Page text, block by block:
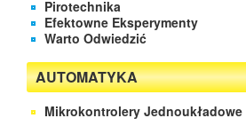
Pirotechnika
Efektowne Eksperymenty
Warto Odwiedzić
AUTOMATYKA
Mikrokontrolery Jednoukładowe